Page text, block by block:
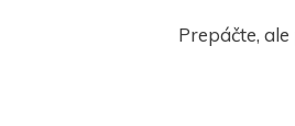
Prepáčte,